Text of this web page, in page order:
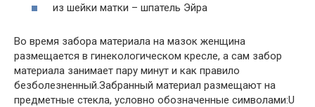
из шейки матки – шпатель Эйра
Во время забора материала на мазок женщина
размещается в гинекологическом кресле, а сам забор
материала занимает пару минут и как правило
безболезненный.Забранный материал размещают на
предметные стекла, условно обозначенные символами:U